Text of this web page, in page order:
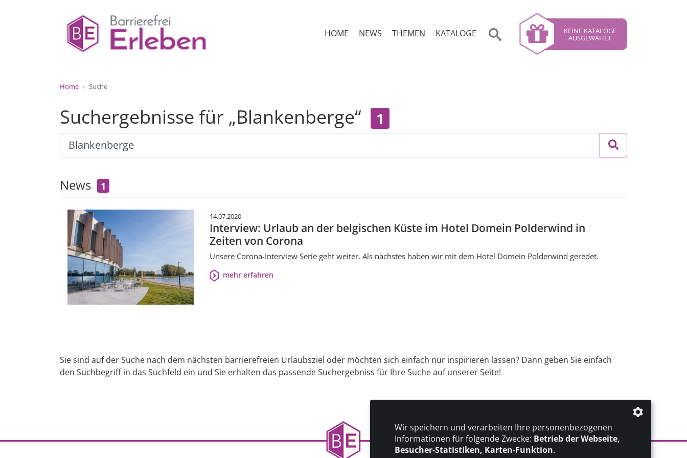
HOME NEWS THEMEN KATALOGE KEINE KATALOGE
AUSGEWÄHLT
Home Suche
Suchergebnisse für „Blankenberge“ 1
News 1
14.07.2020
Interview: Urlaub an der belgischen Küste im Hotel Domein Polderwind in
Zeiten von Corona
Unsere Corona-Interview Serie geht weiter. Als nächstes haben wir mit dem Hotel Domein Polderwind geredet.
mehr erfahren
Sie sind auf der Suche nach dem nächsten barrierefreien Urlaubsziel oder möchten sich einfach nur inspirieren lassen? Dann geben Sie einfach
den Suchbegriff in das Suchfeld ein und Sie erhalten das passende Suchergebniss für Ihre Suche auf unserer Seite!
Wir speichern und verarbeiten Ihre personenbezogenen
Informationen für folgende Zwecke: Betrieb der Webseite,
Besucher-Statistiken, Karten-Funktion.